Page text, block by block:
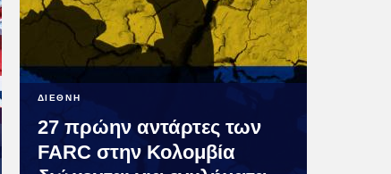
ΔΙΕΘΝΗ
27 πρώην αντάρτες των
FARC στην Κολομβία